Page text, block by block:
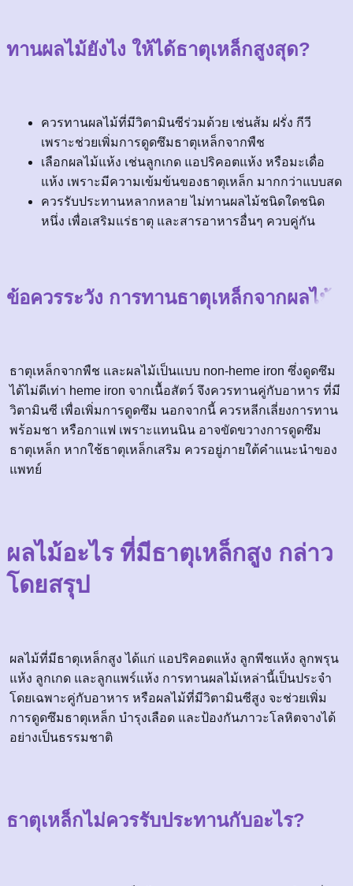
ทานผลไม้ยังไง ให้ได้ธาตุเหล็กสูงสุด?
ควรทานผลไม้ที่มีวิตามินซีร่วมด้วย เช่นส้ม ฝรั่ง กีวี
เพราะช่วยเพิ่มการดูดซึมธาตุเหล็กจากพืช
เลือกผลไม้แห้ง เช่นลูกเกด แอปริคอตแห้ง หรือมะเดื่อ
แห้ง เพราะมีความเข้มข้นของธาตุเหล็ก มากกว่าแบบสด
ควรรับประทานหลากหลาย ไม่ทานผลไม้ชนิดใดชนิด
หนึ่ง เพื่อเสริมแร่ธาตุ และสารอาหารอื่นๆ ควบคู่กัน
ข้อควรระวัง การทานธาตุเหล็กจากผลไม้
ธาตุเหล็กจากพืช และผลไม้เป็นแบบ non-heme iron ซึ่งดูดซึม
ได้ไม่ดีเท่า heme iron จากเนื้อสัตว์ จึงควรทานคู่กับอาหาร ที่มี
วิตามินซี เพื่อเพิ่มการดูดซึม นอกจากนี้ ควรหลีกเลี่ยงการทาน
พร้อมชา หรือกาแฟ เพราะแทนนิน อาจขัดขวางการดูดซึม
ธาตุเหล็ก หากใช้ธาตุเหล็กเสริม ควรอยู่ภายใต้คำแนะนำของ
แพทย์
ผลไม้อะไร ที่มีธาตุเหล็กสูง กล่าว
โดยสรุป
ผลไม้ที่มีธาตุเหล็กสูง ได้แก่ แอปริคอตแห้ง ลูกพีชแห้ง ลูกพรุน
แห้ง ลูกเกด และลูกแพร์แห้ง การทานผลไม้เหล่านี้เป็นประจำ
โดยเฉพาะคู่กับอาหาร หรือผลไม้ที่มีวิตามินซีสูง จะช่วยเพิ่ม
การดูดซึมธาตุเหล็ก บำรุงเลือด และป้องกันภาวะโลหิตจางได้
อย่างเป็นธรรมชาติ
ธาตุเหล็กไม่ควรรับประทานกับอะไร?